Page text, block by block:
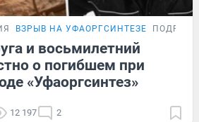
ВЗРЫВ НА УФАОРГСИНТЕЗЕ
и восьмилетний
о погибшем при
«Уфаоргсинтез»
12 197 2